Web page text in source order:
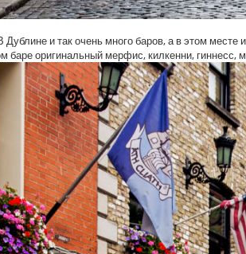
и так очень много баров, а в этом
баре оригинальный мерфис, килкенни, гиннесс,